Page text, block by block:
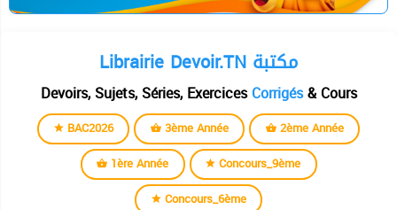
Librairie Devoir.TN مكتبة
Devoirs, Sujets, Séries, ExercicesCorrigés& Cours
BAC2026 3ème Année
2ème Année
1ère Année
Concours_9ème
Concours_6ème